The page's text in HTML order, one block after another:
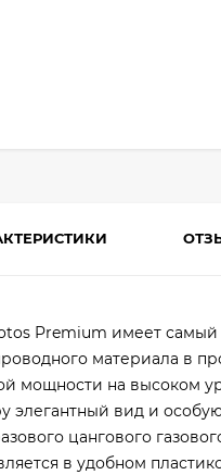
Premium имеет
материала в
мощности на высоком
вид и особую
цангового
в удобном